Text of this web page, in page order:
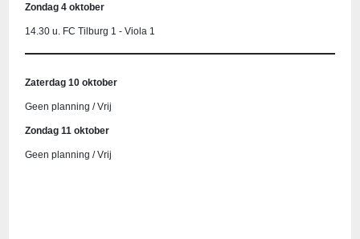
Zondag 4 oktober
14.30 u. FC Tilburg 1 - Viola 1
Zaterdag 10 oktober
Geen planning / Vrij
Zondag 11 oktober
Geen planning / Vrij